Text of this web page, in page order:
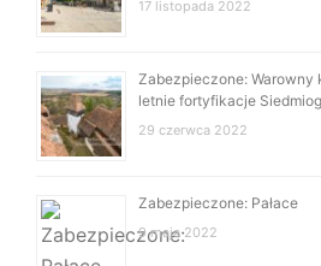
17 listopada 2022
Zabezpieczone: Warowny
letnie fortyfikacje
29 czerwca 2022
Zabezpieczone: Pałace
9 maja 2022